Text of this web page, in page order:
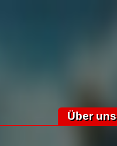
Über uns